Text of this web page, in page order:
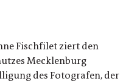
Fischfilet ziert den
Mecklenburg
des Fotografen, der